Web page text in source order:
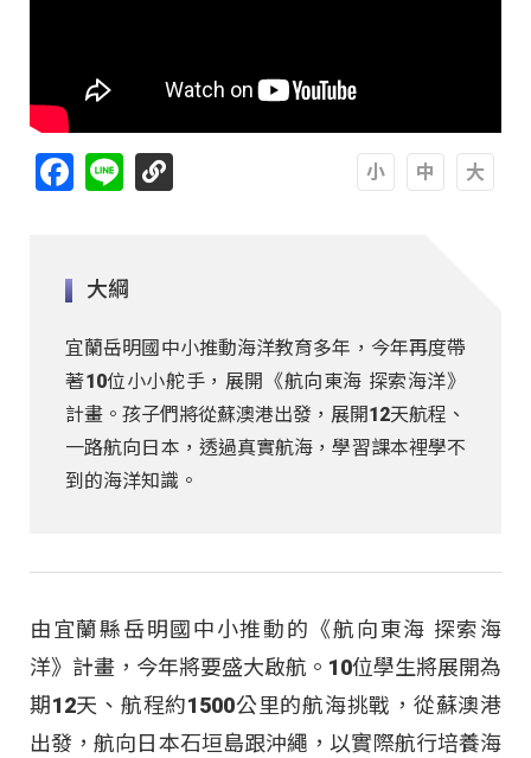
Facebook
Line
大綱
宜蘭岳明國中小推動海洋教育多年，今年再度帶
著10位小小舵手，展開《航向東海 探索海洋》
計畫。孩子們將從蘇澳港出發，展開12天航程、
一路航向日本，透過真實航海，學習課本裡學不
到的海洋知識。
由宜蘭縣岳明國中小推動的《航向東海 探索海
洋》計畫，今年將要盛大啟航。10位學生將展開為
期12天、航程約1500公里的航海挑戰，從蘇澳港
出發，航向日本石垣島跟沖繩，以實際航行培養海